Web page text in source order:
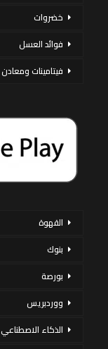
خضروات
فوائد العسل
فيتامينات ومعادن
القهوة
بنوك
بورصة
ووردبريس
الذكاء الاصطناعي